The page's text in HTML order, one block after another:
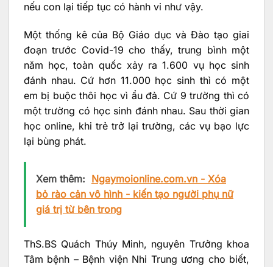
nếu con lại tiếp tục có hành vi như vậy.
Một thống kê của Bộ Giáo dục và Đào tạo giai
đoạn trước Covid-19 cho thấy, trung bình một
năm học, toàn quốc xảy ra 1.600 vụ học sinh
đánh nhau. Cứ hơn 11.000 học sinh thì có một
em bị buộc thôi học vì ẩu đả. Cứ 9 trường thì có
một trường có học sinh đánh nhau. Sau thời gian
học online, khi trẻ trở lại trường, các vụ bạo lực
lại bùng phát.
Xem thêm: Ngaymoionline.com.vn - Xóa
bỏ rào cản vô hình - kiến tạo người phụ nữ
giá trị từ bên trong
ThS.BS Quách Thúy Minh, nguyên Trưởng khoa
Tâm bệnh – Bệnh viện Nhi Trung ương cho biết,